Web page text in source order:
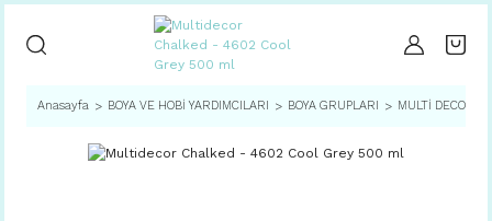
Anasayfa BOYA VE HOBİ YARDIMCILARI BOYA GRUPLARI MULTİ DECOR